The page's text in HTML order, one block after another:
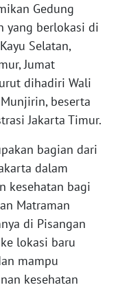
Gedung
yang berlokasi di
Selatan,
Jumat
dihadiri Wali
beserta
Jakarta Timur.
bagian dari
dalam
kesehatan bagi
Matraman
di Pisangan
lokasi baru
mampu
kesehatan